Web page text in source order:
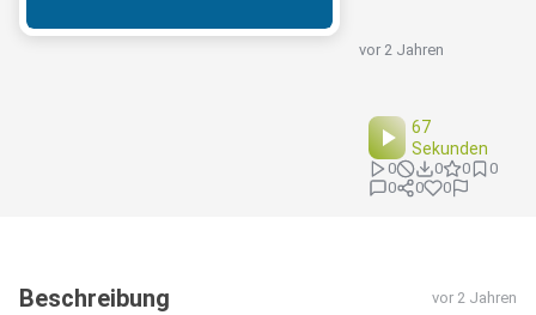
vor 2 Jahren
67
Sekunden
0 0 0
0
0
0 0
Beschreibung vor 2 Jahren